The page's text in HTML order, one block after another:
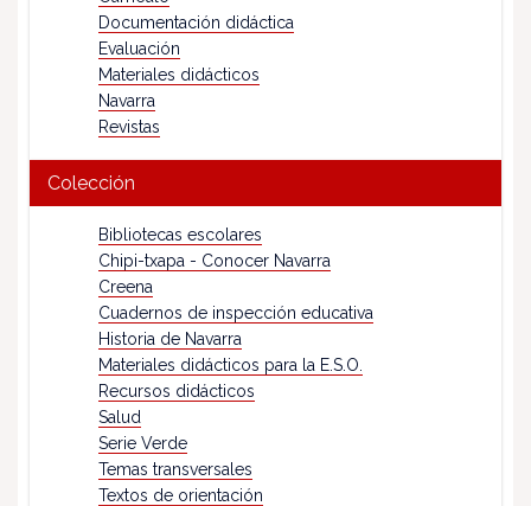
Documentación didáctica
Evaluación
Materiales didácticos
Navarra
Revistas
Colección
Bibliotecas escolares
Chipi-txapa - Conocer Navarra
Creena
Cuadernos de inspección educativa
Historia de Navarra
Materiales didácticos para la E.S.O.
Recursos didácticos
Salud
Serie Verde
Temas transversales
Textos de orientación